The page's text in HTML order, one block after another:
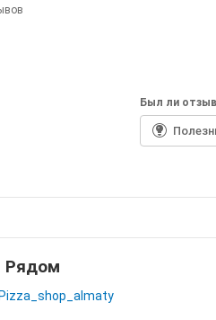
Был ли
Рядом